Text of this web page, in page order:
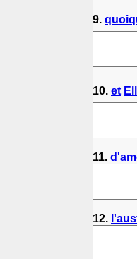
9.
10. et
11.
12.